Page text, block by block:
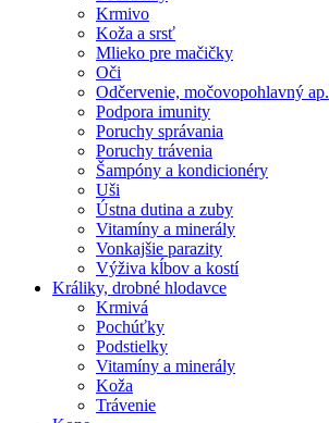
Krmivo
Koža a srsť
Mlieko pre mačičky
Oči
Odčervenie, močovopohlavný ap.
Podpora imunity
Poruchy správania
Poruchy trávenia
Šampóny a kondicionéry
Uši
Ústna dutina a zuby
Vitamíny a minerály
Vonkajšie parazity
Výživa kĺbov a kostí
Králiky, drobné hlodavce
Krmivá
Pochúťky
Podstielky
Vitamíny a minerály
Koža
Trávenie